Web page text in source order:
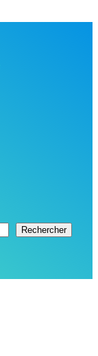
Rechercher